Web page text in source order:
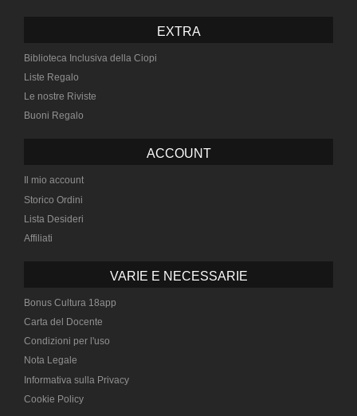
EXTRA
Biblioteca Inclusiva della Ciopi
Liste Regalo
Le nostre Riviste
Buoni Regalo
ACCOUNT
Il mio account
Storico Ordini
Lista Desideri
Affiliati
VARIE E NECESSARIE
Bonus Cultura 18app
Carta del Docente
Condizioni per l'uso
Nota Legale
Informativa sulla Privacy
Cookie Policy